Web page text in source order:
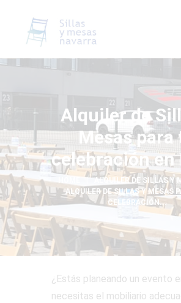
Alquiler de
Mesas para
celebración en
ALQUILER DE SILLAS Y
ALQUILER DE SILLAS Y MESAS
CELEBRACIÓN...
¿Estás planeando un evento
necesitas el mobiliario